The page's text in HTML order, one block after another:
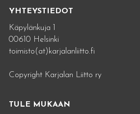
YHTEYSTIEDOT
Käpylänkuja 1
00610 Helsinki
toimisto(at)karjalanliitto.fi
Copyright Karjalan Liitto ry
TULE MUKAAN